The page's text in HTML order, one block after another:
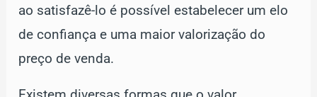
ao satisfazê-lo é possível estabelecer um elo
de confiança e uma maior valorização do
preço de venda.